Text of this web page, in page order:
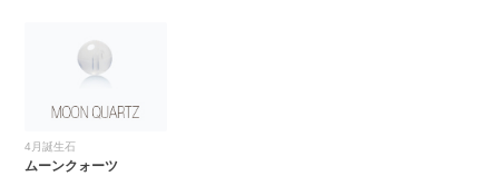
4月誕生石
ムーンクォーツ